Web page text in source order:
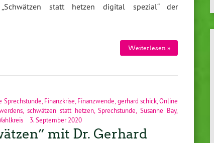
statt hetzen digital spezial“ der
Weiterlesen »
Sprechstunde,Finanzkrise,Finanzwende,gerhard schick,Online
, schwätzen statt hetzen,Sprechstunde,Susanne Bay,
3. September 2020
mit Dr. Gerhard